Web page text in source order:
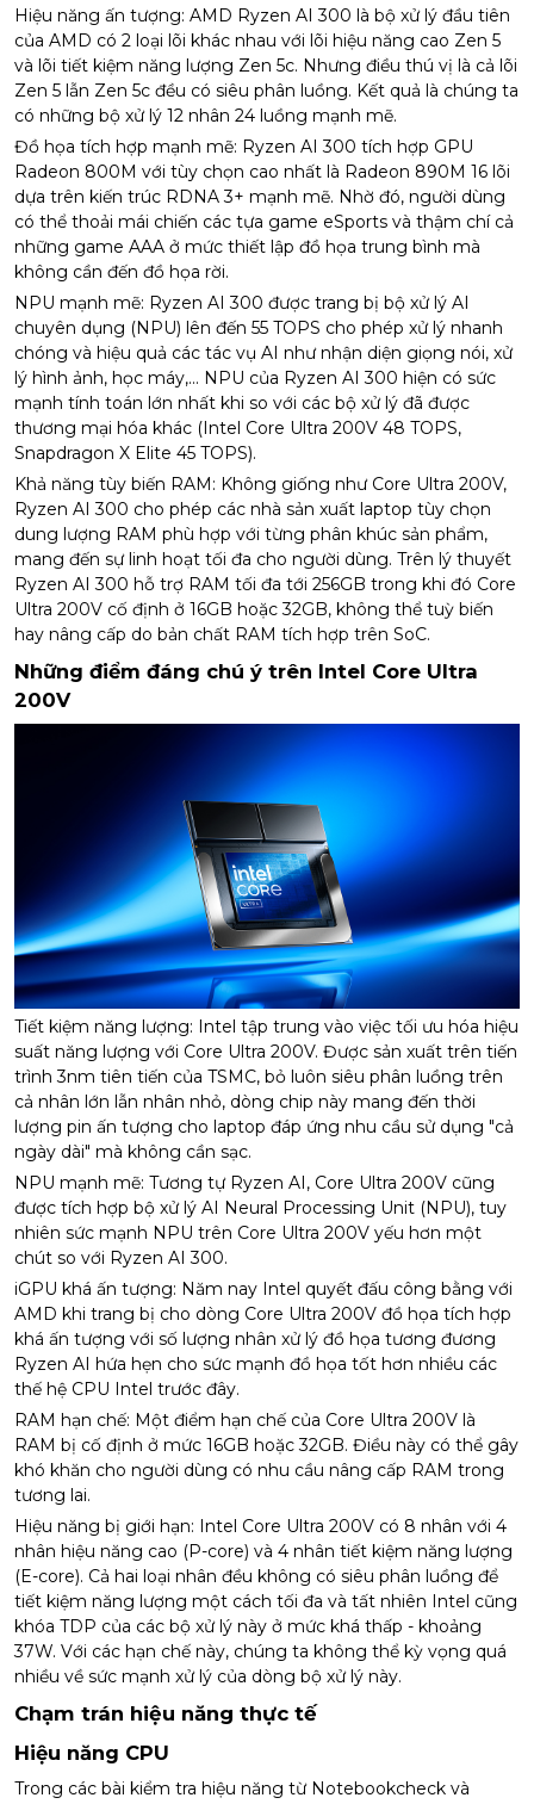
Hiệu năng ấn tượng: AMD Ryzen AI 300 là bộ xử lý đầu tiên
của AMD có 2 loại lõi khác nhau với lõi hiệu năng cao Zen 5
và lõi tiết kiệm năng lượng Zen 5c. Nhưng điều thú vị là cả lõi
Zen 5 lẫn Zen 5c đều có siêu phân luồng. Kết quả là chúng ta
có những bộ xử lý 12 nhân 24 luồng mạnh mẽ.
Đồ họa tích hợp mạnh mẽ: Ryzen AI 300 tích hợp GPU
Radeon 800M với tùy chọn cao nhất là Radeon 890M 16 lõi
dựa trên kiến trúc RDNA 3+ mạnh mẽ. Nhờ đó, người dùng
có thể thoải mái chiến các tựa game eSports và thậm chí cả
những game AAA ở mức thiết lập đồ họa trung bình mà
không cần đến đồ họa rời.
NPU mạnh mẽ: Ryzen AI 300 được trang bị bộ xử lý AI
chuyên dụng (NPU) lên đến 55 TOPS cho phép xử lý nhanh
chóng và hiệu quả các tác vụ AI như nhận diện giọng nói, xử
lý hình ảnh, học máy,... NPU của Ryzen AI 300 hiện có sức
mạnh tính toán lớn nhất khi so với các bộ xử lý đã được
thương mại hóa khác (Intel Core Ultra 200V 48 TOPS,
Snapdragon X Elite 45 TOPS).
Khả năng tùy biến RAM: Không giống như Core Ultra 200V,
Ryzen AI 300 cho phép các nhà sản xuất laptop tùy chọn
dung lượng RAM phù hợp với từng phân khúc sản phẩm,
mang đến sự linh hoạt tối đa cho người dùng. Trên lý thuyết
Ryzen AI 300 hỗ trợ RAM tối đa tới 256GB trong khi đó Core
Ultra 200V cố định ở 16GB hoặc 32GB, không thể tuỳ biến
hay nâng cấp do bản chất RAM tích hợp trên SoC.
Những điểm đáng chú ý trên Intel Core Ultra
200V
Tiết kiệm năng lượng: Intel tập trung vào việc tối ưu hóa hiệu
suất năng lượng với Core Ultra 200V. Được sản xuất trên tiến
trình 3nm tiên tiến của TSMC, bỏ luôn siêu phân luồng trên
cả nhân lớn lẫn nhân nhỏ, dòng chip này mang đến thời
lượng pin ấn tượng cho laptop đáp ứng nhu cầu sử dụng "cả
ngày dài" mà không cần sạc.
NPU mạnh mẽ: Tương tự Ryzen AI, Core Ultra 200V cũng
được tích hợp bộ xử lý AI Neural Processing Unit (NPU), tuy
nhiên sức mạnh NPU trên Core Ultra 200V yếu hơn một
chút so với Ryzen AI 300.
iGPU khá ấn tượng: Năm nay Intel quyết đấu công bằng với
AMD khi trang bị cho dòng Core Ultra 200V đồ họa tích hợp
khá ấn tượng với số lượng nhân xử lý đồ họa tương đương
Ryzen AI hứa hẹn cho sức mạnh đồ họa tốt hơn nhiều các
thế hệ CPU Intel trước đây.
RAM hạn chế: Một điểm hạn chế của Core Ultra 200V là
RAM bị cố định ở mức 16GB hoặc 32GB. Điều này có thể gây
khó khăn cho người dùng có nhu cầu nâng cấp RAM trong
tương lai.
Hiệu năng bị giới hạn: Intel Core Ultra 200V có 8 nhân với 4
nhân hiệu năng cao (P-core) và 4 nhân tiết kiệm năng lượng
(E-core). Cả hai loại nhân đều không có siêu phân luồng để
tiết kiệm năng lượng một cách tối đa và tất nhiên Intel cũng
khóa TDP của các bộ xử lý này ở mức khá thấp - khoảng
37W. Với các hạn chế này, chúng ta không thể kỳ vọng quá
nhiều về sức mạnh xử lý của dòng bộ xử lý này.
Chạm trán hiệu năng thực tế
Hiệu năng CPU
Trong các bài kiểm tra hiệu năng từ Notebookcheck và